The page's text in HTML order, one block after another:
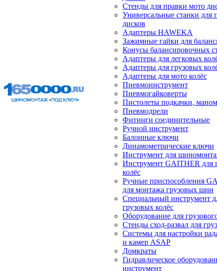
Стенды для правки мото
Универсальные станки для
дисков
Адаптеры HAWEKA
Зажимные гайки для
Конусы балансировочных
Адаптеры для легковых
Адаптеры для грузовых
Адаптеры для мото колёс
Пневмоинструмент
Пневмогайковерты
Пистолеты подкачки,
Пневмодрели
Фитинги соединительные
Ручной инструмент
Балонные ключи
Динамометрические ключи
Инструмент для
Инструмент GAITHER для
колёс
Ручные приспособления
для монтажа грузовых шин
Специальный инструмент
грузовых колёс
Оборудование для
Стенды сход-развал для
Системы для настройки
и камер ASAP
Домкраты
Гидравлическое
инструмент